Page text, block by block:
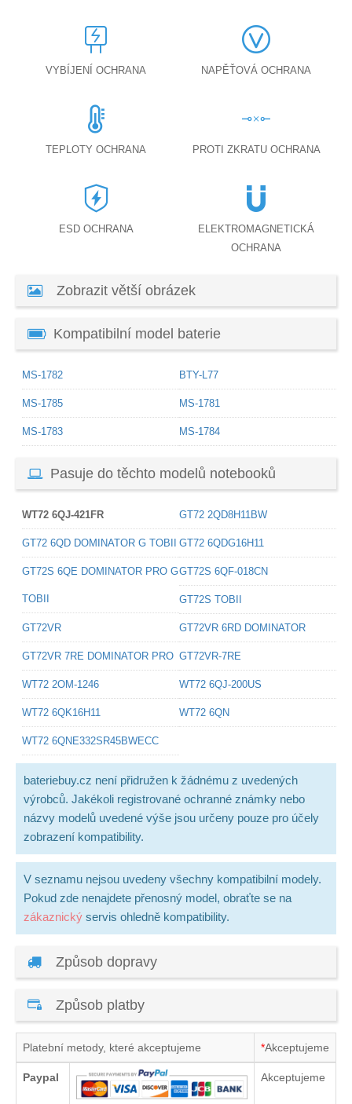
VYBÍJENÍ OCHRANA NAPĚŤOVÁ OCHRANA
TEPLOTY OCHRANA PROTI ZKRATU OCHRANA
ESD OCHRANA
ELEKTROMAGNETICKÁ
OCHRANA
Zobrazit větší obrázek
Kompatibilní model baterie
MS-1782 BTY-L77
MS-1785 MS-1781
MS-1783 MS-1784
Pasuje do těchto modelů notebooků
WT72 6QJ-421FR GT72 2QD8H11BW
GT72 6QD DOMINATOR G TOBII GT72 6QDG16H11
GT72S 6QE DOMINATOR PRO G
TOBII
GT72S 6QF-018CN
GT72S TOBII
GT72VR GT72VR 6RD DOMINATOR
GT72VR 7RE DOMINATOR PRO GT72VR-7RE
WT72 2OM-1246 WT72 6QJ-200US
WT72 6QK16H11 WT72 6QN
WT72 6QNE332SR45BWECC
bateriebuy.cz není přidružen k žádnému z uvedených
výrobců. Jakékoli registrované ochranné známky nebo
názvy modelů uvedené výše jsou určeny pouze pro účely
zobrazení kompatibility.
V seznamu nejsou uvedeny všechny kompatibilní modely.
Pokud zde nenajdete přenosný model, obraťte se na
zákaznický servis ohledně kompatibility.
Způsob dopravy
Způsob platby
Platební metody, které akceptujeme *Akceptujeme
Paypal Akceptujeme